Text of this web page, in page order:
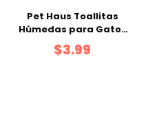
Pet Haus Toallitas
Húmedas para Gatos
50 uds
$3.99